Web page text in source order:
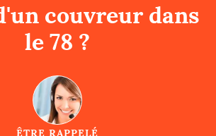
couvreur dans
le 78 ?
ÊTRE RAPPELÉ